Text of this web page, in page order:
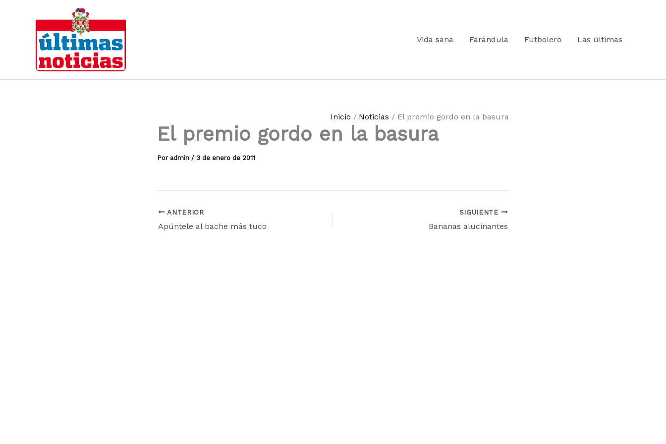
contenido
Vida sana
Farándula Futbolero Las últimas
Inicio Noticias El premio gordo en la basura
El premio gordo en la basura
Por admin / 3 de enero de 2011
ANTERIOR
Apúntele al bache más tuco
SIGUIENTE
Bananas alucinantes